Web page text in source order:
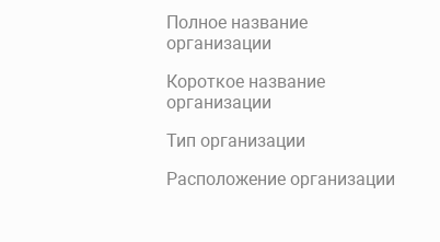
Полное название
организации
Короткое название
организации
Тип организации
Расположение организации